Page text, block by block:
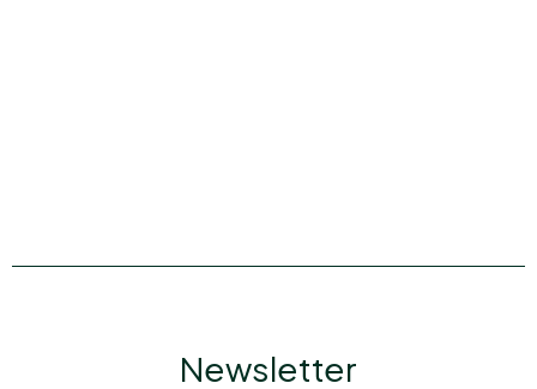
Newsletter